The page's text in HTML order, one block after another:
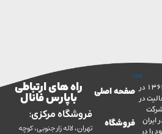
صفحه اصلی
فروشگاه
راه های ارتباطی
با پارس فانال
فروشگاه مرکزی:
تهران، لاله زار جنوبی، کوچه